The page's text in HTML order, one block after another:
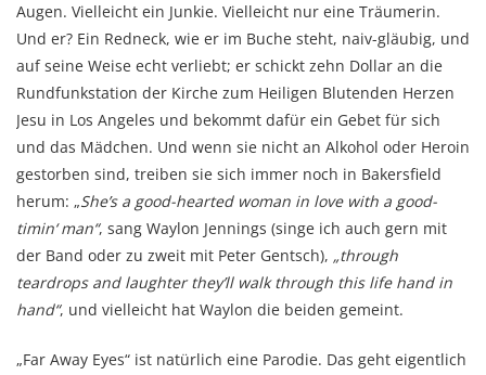
Augen. Vielleicht ein Junkie. Vielleicht nur eine Träumerin.
Und er? Ein Redneck, wie er im Buche steht, naiv-gläubig, und
auf seine Weise echt verliebt; er schickt zehn Dollar an die
Rundfunkstation der Kirche zum Heiligen Blutenden Herzen
Jesu in Los Angeles und bekommt dafür ein Gebet für sich
und das Mädchen. Und wenn sie nicht an Alkohol oder Heroin
gestorben sind, treiben sie sich immer noch in Bakersfield
herum: „She’s a good-hearted woman in love with a good-
timin‘ man“, sang Waylon Jennings (singe ich auch gern mit
der Band oder zu zweit mit Peter Gentsch), „through
teardrops and laughter they’ll walk through this life hand in
hand“, und vielleicht hat Waylon die beiden gemeint.
„Far Away Eyes“ ist natürlich eine Parodie. Das geht eigentlich